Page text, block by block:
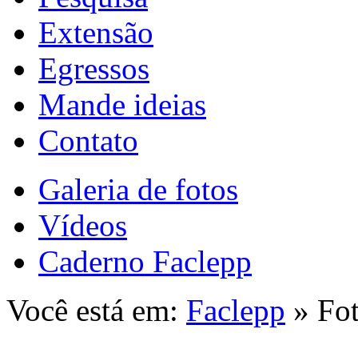
Extensão
Egressos
Mande ideias
Contato
Galeria de fotos
Vídeos
Caderno Faclepp
Você está em: Faclepp »